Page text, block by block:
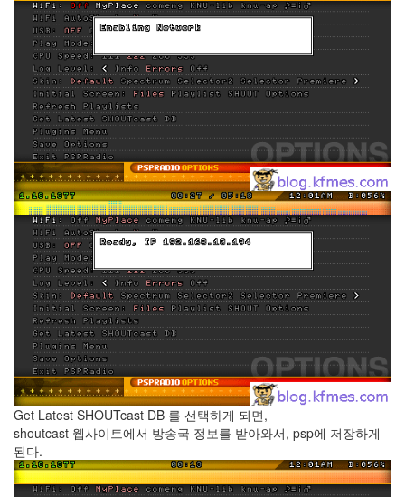
Get Latest SHOUTcast DB 를 선택하게 되면,
shoutcast 웹사이트에서 방송국 정보를 받아와서, psp에 저장하게
된다.
11...
kfmes
모
델
S
-
전...
kfmes
테
슬
라
모
델
S
캠